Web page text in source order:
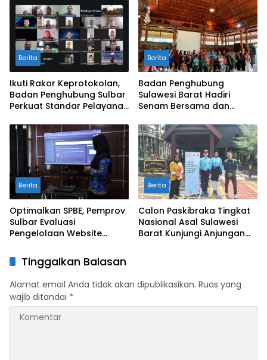
Berita
Ikuti Rakor Keprotokolan,
Badan Penghubung Sulbar
Perkuat Standar Pelayanan
Berita
Badan Penghubung
Sulawesi Barat Hadiri
Senam Bersama dan
dengan Anjungan Daerah
Berita
Optimalkan SPBE, Pemprov
Sulbar Evaluasi
Pengelolaan Website
Berita
Calon Paskibraka Tingkat
Nasional Asal Sulawesi
Barat Kunjungi Anjungan
Tinggalkan Balasan
Alamat email Anda tidak akan dipublikasikan. Ruas yang
wajib ditandai *